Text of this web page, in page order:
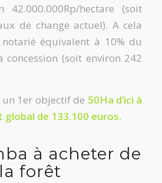
42.000.000Rp/hectare (soit
de change actuel). A cela
équivalent à 10% du
concession (soit environ 242
1er objectif de 50Ha d’ici à
global de 133.100 euros.
à acheter de
la forêt